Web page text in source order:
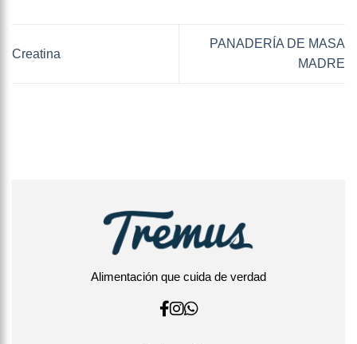
Creatina
PANADERÍA DE MASA
MADRE
Alimentación que cuida de verdad